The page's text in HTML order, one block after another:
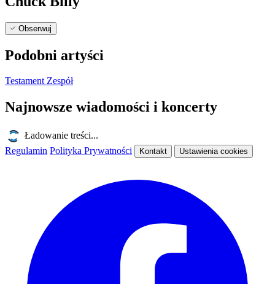
Obserwuj
Podobni artyści
TestamentZespół
Najnowsze wiadomości i koncerty
Ładowanie treści...
Regulamin Polityka Prywatności Kontakt Ustawienia cookies